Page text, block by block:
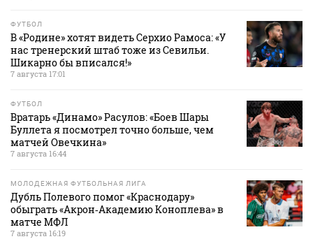
ФУТБОЛ
В «Родине» хотят видеть Серхио Рамоса: «У
нас тренерский штаб тоже из Севильи.
Шикарно бы вписался!»
7 августа 17:01
ФУТБОЛ
Вратарь «Динамо» Расулов: «Боев Шары
Буллета я посмотрел точно больше, чем
матчей Овечкина»
7 августа 16:44
МОЛОДЕЖНАЯ ФУТБОЛЬНАЯ ЛИГА
Дубль Полевого помог «Краснодару»
обыграть «Акрон‑Академию Коноплева» в
матче МФЛ
7 августа 16:19